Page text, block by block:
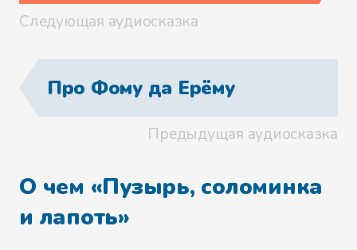
Следующая аудиосказка
Про Фому да Ерёму
Предыдущая аудиосказка
О чем «Пузырь, соломинка
и лапоть»